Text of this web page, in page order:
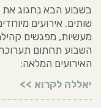
בשבוע הבא נחגוג את
שותים. אירועים
מעשיות, מפגשים
השבוע תחתום
האירועים המלאה:
יאללה לקרוא >>